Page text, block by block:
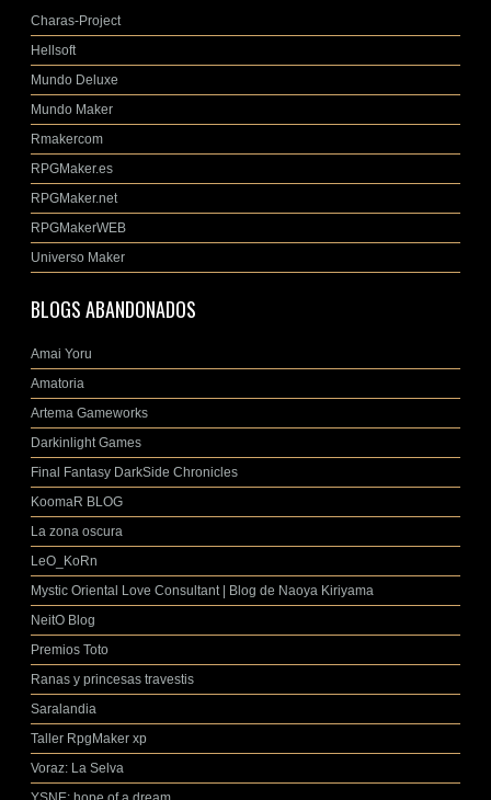
Charas-Project
Hellsoft
Mundo Deluxe
Mundo Maker
Rmakercom
RPGMaker.es
RPGMaker.net
RPGMakerWEB
Universo Maker
BLOGS ABANDONADOS
Amai Yoru
Amatoria
Artema Gameworks
Darkinlight Games
Final Fantasy DarkSide Chronicles
KoomaR BLOG
La zona oscura
LeO_KoRn
Mystic Oriental Love Consultant | Blog de Naoya Kiriyama
NeitO Blog
Premios Toto
Ranas y princesas travestis
Saralandia
Taller RpgMaker xp
Voraz: La Selva